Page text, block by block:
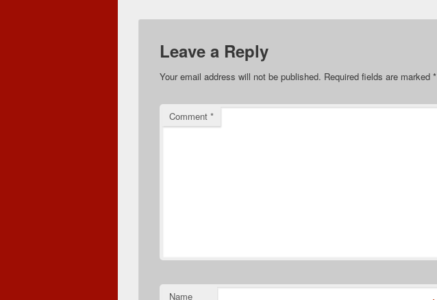
Leave a Reply
Your email address will not be published. Required fields are marked *
Comment *
Name